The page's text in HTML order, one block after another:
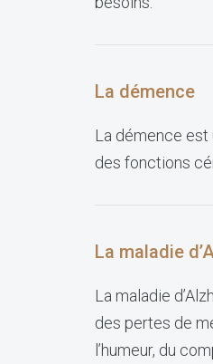
La démence
La démence est
des fonctions
La maladie
La maladie
des pertes de
l’humeur, du